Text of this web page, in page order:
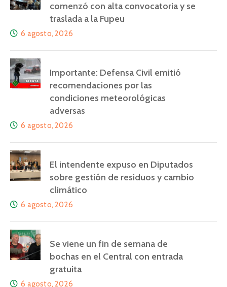
comenzó con alta convocatoria y se
traslada a la Fupeu
6 agosto, 2026
Importante: Defensa Civil emitió
recomendaciones por las
condiciones meteorológicas
adversas
6 agosto, 2026
El intendente expuso en Diputados
sobre gestión de residuos y cambio
climático
6 agosto, 2026
Se viene un fin de semana de
bochas en el Central con entrada
gratuita
6 agosto, 2026